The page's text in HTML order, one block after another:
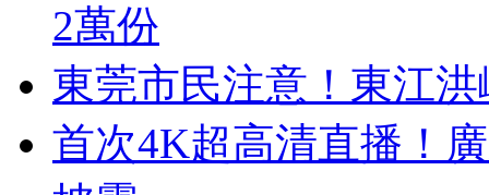
2萬份
東莞市民注意！東江
首次4K超高清直播！